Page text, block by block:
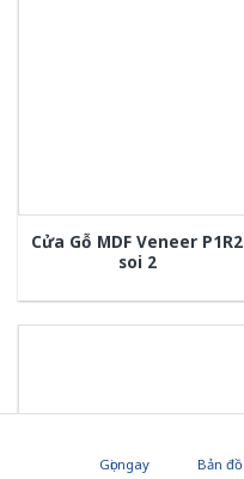
Cửa Gỗ MDF Veneer P1R2
soi 2
Gọi ngay Bản đồ